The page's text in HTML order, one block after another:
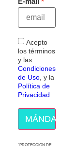
Acepto
los términos
y las
Condiciones
de Uso , y la
Política de
Privacidad
MÁNDAME
“PROTECCION DE